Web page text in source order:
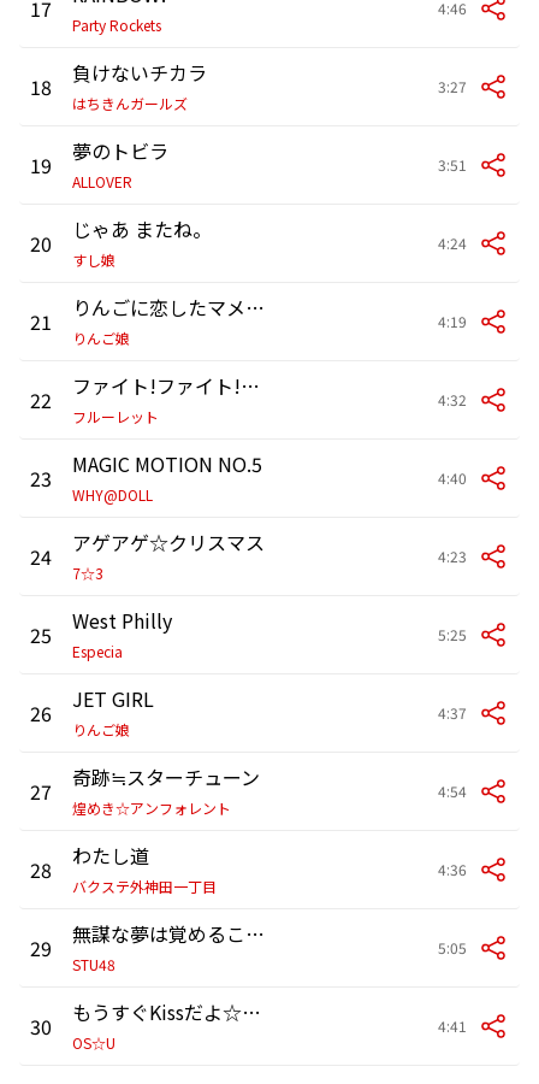
17
Party Rockets
4:46
18 負けないチカラ
はちきんガールズ
3:27
19 夢のトビラ
ALLOVER
3:51
20 じゃあ またね。
すし娘
4:24
21 りんごに恋したマメコバチ
りんご娘
4:19
22 ファイト!ファイト!ファイト!
フルーレット
4:32
23 MAGIC MOTION NO.5
WHY@DOLL
4:40
24 アゲアゲ☆クリスマス
7☆3
4:23
25 West Philly
Especia
5:25
26 JET GIRL
りんご娘
4:37
27 奇跡≒スターチューン
煌めき☆アンフォレント
4:54
28 わたし道
バクステ外神田一丁目
4:36
29 無謀な夢は覚めることがない
STU48
5:05
30 もうすぐKissだよ☆ (Chu!Chu!Chu!)
OS☆U
4:41